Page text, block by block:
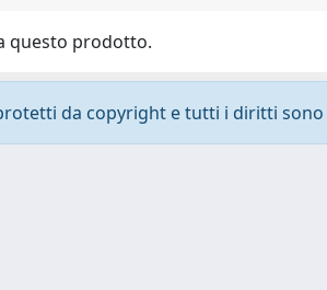
questo prodotto.
da copyright e tutti i diritti